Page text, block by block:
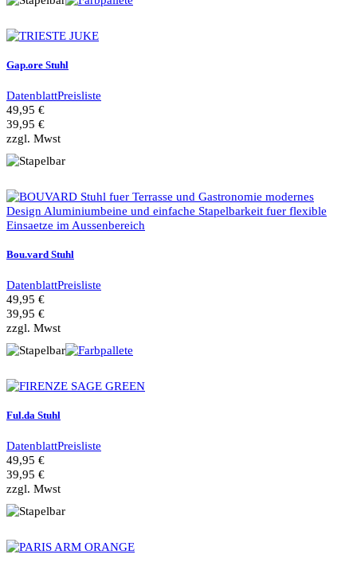
Gap.ore Stuhl
DatenblattPreisliste
49,95 €
39,95 €
zzgl. Mwst
Bou.vard Stuhl
DatenblattPreisliste
49,95 €
39,95 €
zzgl. Mwst
Ful.da Stuhl
DatenblattPreisliste
49,95 €
39,95 €
zzgl. Mwst